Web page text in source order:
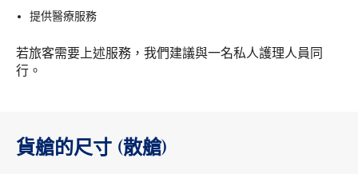
提供醫療服務
若旅客需要上述服務，我們建議與一名私人護理人員同
行。
貨艙的尺寸 (散艙)